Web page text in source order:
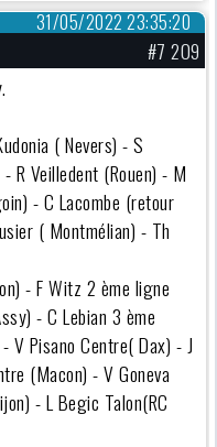
31/05/2022 23:35:20
#7 209
( Nevers) - S
R Veilledent (Rouen) - M
- C Lacombe (retour
( Montmélian) - Th
- F Witz 2 ème ligne
- C Lebian 3 ème
V Pisano Centre( Dax) - J
(Macon) - V Goneva
- L Begic Talon(RC